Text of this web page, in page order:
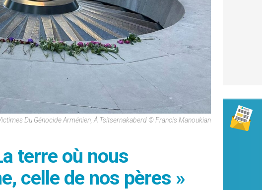
Du Génocide Arménien, À Tsitsernakaberd © Francis Manoukian
terre où nous
celle de nos pères »